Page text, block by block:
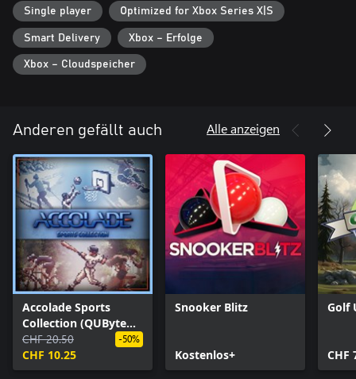
Single player Optimized for Xbox Series X|S
Smart Delivery Xbox – Erfolge
Xbox – Cloudspeicher
Anderen gefällt auch Alle anzeigen
Accolade Sports
Collection (QUByte
Classics)
CHF 20.50
CHF 10.25
-50%
Snooker Blitz
Kostenlos+
Golf
CHF